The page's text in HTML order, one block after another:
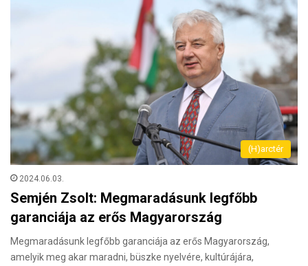
(H)arctér
2024.06.03.
Semjén Zsolt: Megmaradásunk legfőbb
garanciája az erős Magyarország
Megmaradásunk legfőbb garanciája az erős Magyarország,
amelyik meg akar maradni, büszke nyelvére, kultúrájára,